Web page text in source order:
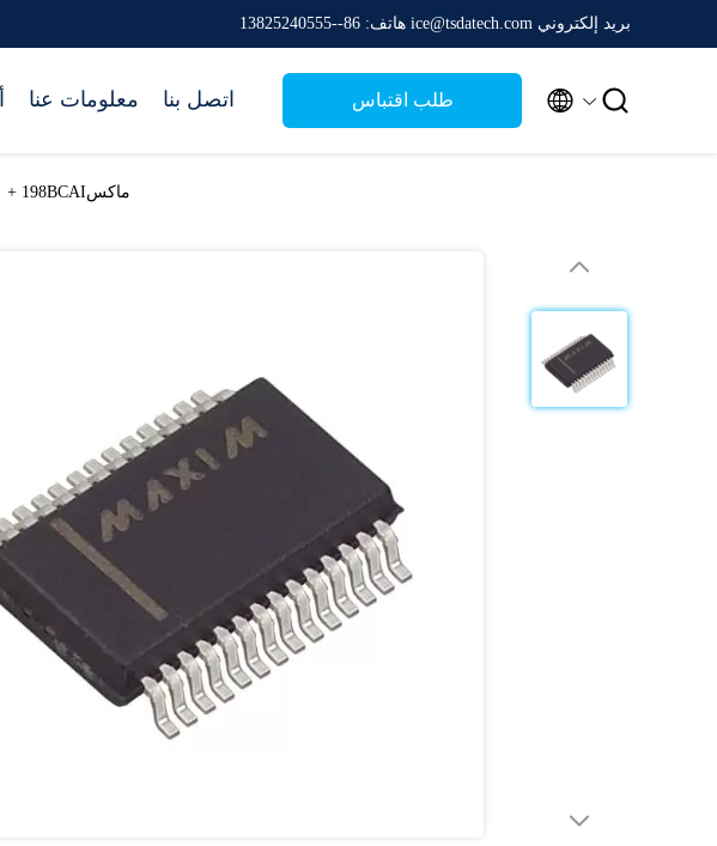
بريد إلكتروني ice@tsdatech.com هاتف: 86--13825240555
معلومات عنا اتصل بنا طلب اقتباس  
ماكس198BCAI +